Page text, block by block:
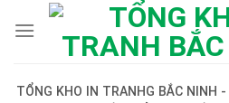
TỔNG KHO IN TRANHG BẮC NINH